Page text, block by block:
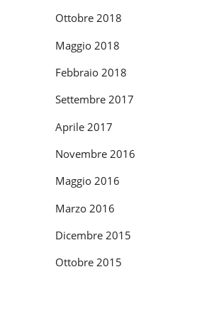
Ottobre 2018
Maggio 2018
Febbraio 2018
Settembre 2017
Aprile 2017
Novembre 2016
Maggio 2016
Marzo 2016
Dicembre 2015
Ottobre 2015